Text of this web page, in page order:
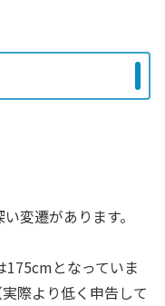
変遷があります。
となっていま
際より低く申告して